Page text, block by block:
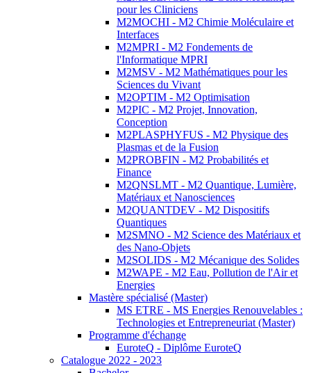
pour les Cliniciens
M2MOCHI - M2 Chimie Moléculaire et
Interfaces
M2MPRI - M2 Fondements de
l'Informatique MPRI
M2MSV - M2 Mathématiques pour les
Sciences du Vivant
M2OPTIM - M2 Optimisation
M2PIC - M2 Projet, Innovation,
Conception
M2PLASPHYFUS - M2 Physique des
Plasmas et de la Fusion
M2PROBFIN - M2 Probabilités et
Finance
M2QNSLMT - M2 Quantique, Lumière,
Matériaux et Nanosciences
M2QUANTDEV - M2 Dispositifs
Quantiques
M2SMNO - M2 Science des Matériaux et
des Nano-Objets
M2SOLIDS - M2 Mécanique des Solides
M2WAPE - M2 Eau, Pollution de l'Air et
Energies
Mastère spécialisé (Master)
MS ETRE - MS Energies Renouvelables :
Technologies et Entrepreneuriat (Master)
Programme d'échange
EuroteQ - Diplôme EuroteQ
Catalogue 2022 - 2023